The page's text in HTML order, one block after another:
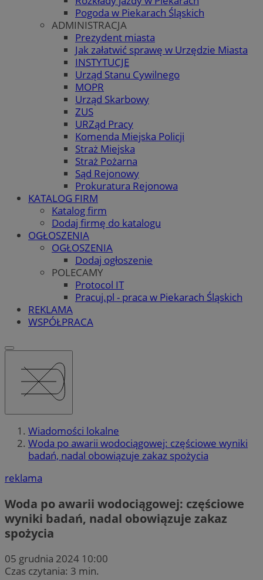
Pogoda w Piekarach Śląskich
ADMINISTRACJA
Prezydent miasta
Jak załatwić sprawę w Urzędzie Miasta
INSTYTUCJE
Urząd Stanu Cywilnego
MOPR
Urząd Skarbowy
ZUS
URZąd Pracy
Komenda Miejska Policji
Straż Miejska
Straż Pożarna
Sąd Rejonowy
Prokuratura Rejonowa
KATALOG FIRM
Katalog firm
Dodaj firmę do katalogu
OGŁOSZENIA
OGŁOSZENIA
Dodaj ogłoszenie
POLECAMY
Protocol IT
Pracuj.pl - praca w Piekarach Śląskich
REKLAMA
WSPÓŁPRACA
Wiadomości lokalne
Woda po awarii wodociągowej: częściowe wyniki
badań, nadal obowiązuje zakaz spożycia
reklama
Woda po awarii wodociągowej: częściowe
wyniki badań, nadal obowiązuje zakaz
spożycia
05 grudnia 2024 10:00
Czas czytania: 3 min.